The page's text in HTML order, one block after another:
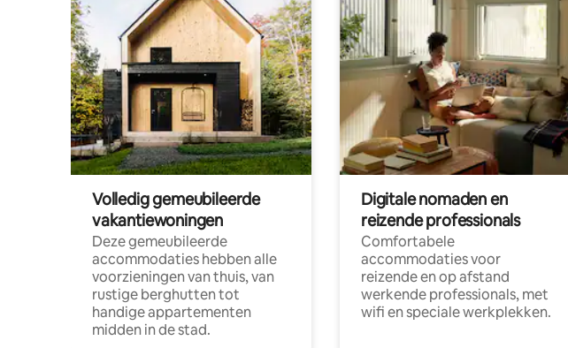
Volledig gemeubileerde
vakantiewoningen
Deze gemeubileerde
accommodaties hebben alle
voorzieningen van thuis, van
rustige berghutten tot
handige appartementen
midden in de stad.
Digitale nomaden en
reizende professionals
Comfortabele
accommodaties voor
reizende en op afstand
werkende professionals, met
wifi en speciale werkplekken.